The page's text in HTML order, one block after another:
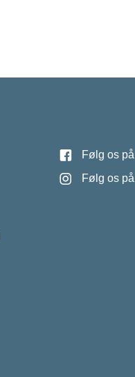
Følg os
Følg os